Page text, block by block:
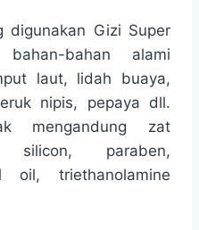
digunakan Gizi Super
bahan-bahan alami
laut, lidah buaya,
nipis, pepaya dll.
mengandung zat
silicon, paraben,
oil, triethanolamine